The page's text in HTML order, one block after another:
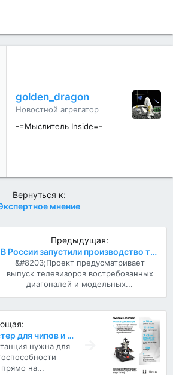
golden_dragon
Новостной агрегатор
-=Мыслитель Inside=-
Вернуться к:
мнение
Предыдущая:
В России запустили производство телевизоров на основе бренда Hisense
&#8203;Проект предусматривает
выпуск телевизоров востребованных
диагоналей и модельных...
Отечественный тестер для чипов и процессоров
нужна для
на...